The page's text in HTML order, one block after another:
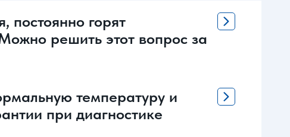
постоянно горят
решить этот вопрос за
температуру и
при диагностике